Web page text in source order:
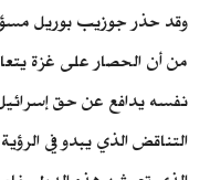
وقد حذر جوزيب بوريل
من أن الحصار على غزة
نفسه يدافع عن حق إسرائيل
التناقض الذي يبدو في